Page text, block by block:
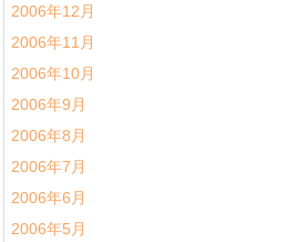
2006年12月
2006年11月
2006年10月
2006年9月
2006年8月
2006年7月
2006年6月
2006年5月